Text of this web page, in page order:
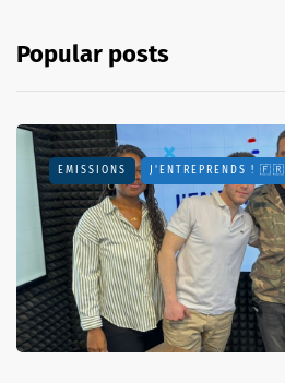
Popular posts
EMISSIONS J'ENTREPRENDS ! 🇫🇷